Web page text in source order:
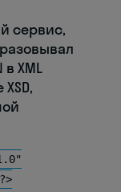
сервис,
XML